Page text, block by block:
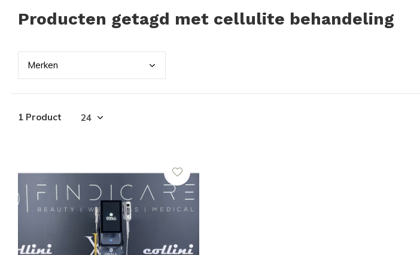
Producten getagd met cellulite behandeling
Merken
1 Product